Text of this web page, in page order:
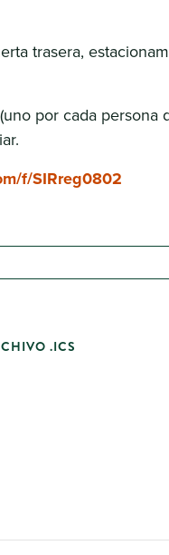
trasera,
por cada persona
f/SIRreg0802
.ICS